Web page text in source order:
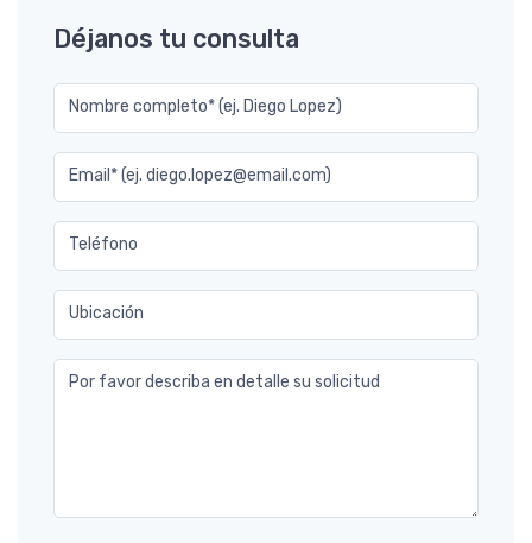
Déjanos tu consulta
Nombre completo* (ej. Diego Lopez)
Email* (ej. diego.lopez@email.com)
Teléfono
Ubicación
Por favor describa en detalle su solicitud